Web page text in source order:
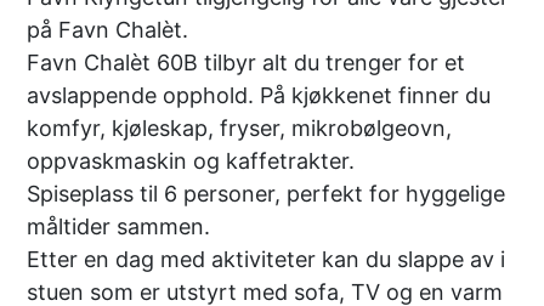
på Favn Chalèt.
Favn Chalèt 60B tilbyr alt du trenger for et
avslappende opphold. På kjøkkenet finner du
komfyr, kjøleskap, fryser, mikrobølgeovn,
oppvaskmaskin og kaffetrakter.
Spiseplass til 6 personer, perfekt for hyggelige
måltider sammen.
Etter en dag med aktiviteter kan du slappe av i
stuen som er utstyrt med sofa, TV og en varm